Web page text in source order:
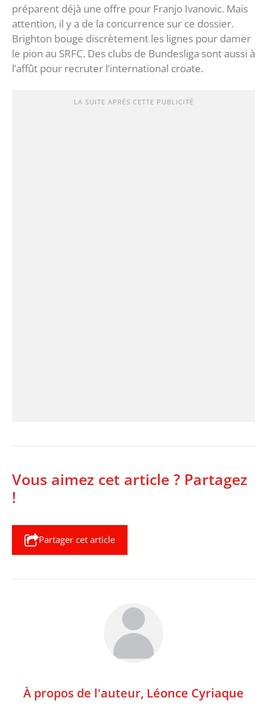
préparent déjà une offre pour Franjo Ivanovic. Mais
attention, il y a de la concurrence sur ce dossier.
Brighton bouge discrètement les lignes pour damer
le pion au SRFC. Des clubs de Bundesliga sont aussi à
l’affût pour recruter l’international croate.
LA SUITE APRÈS CETTE PUBLICITÉ
Vous aimez cet article ? Partagez
!
Partager cet article
À propos de l'auteur, Léonce Cyriaque